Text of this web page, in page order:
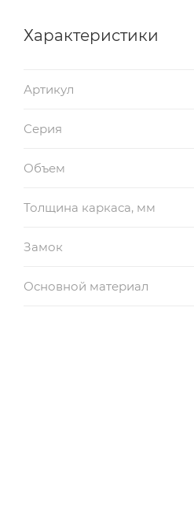
Характеристики
Артикул
Серия
Объем
Толщина каркаса, мм
Замок
Основной материал